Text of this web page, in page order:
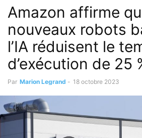
Amazon affirme
nouveaux robots
l’IA réduisent le
d’exécution de 25
Par Marion Legrand - 18 octobre 2023